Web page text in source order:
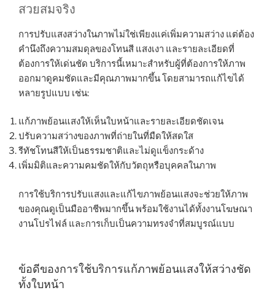
สวยสมจริง
การปรับแสงสว่างในภาพไม่ใช่เพียงแค่เพิ่มความสว่าง แต่ต้อง
คำนึงถึงความสมดุลของโทนสี แสงเงา และรายละเอียดที่
ต้องการให้เด่นชัด บริการนี้เหมาะสำหรับผู้ที่ต้องการให้ภาพ
ออกมาดูคมชัดและมีคุณภาพมากขึ้น โดยสามารถแก้ไขได้
หลายรูปแบบ เช่น:
แก้ภาพย้อนแสงให้เห็นใบหน้าและรายละเอียดชัดเจน
ปรับความสว่างของภาพที่ถ่ายในที่มืดให้สดใส
รีทัชโทนสีให้เป็นธรรมชาติและไม่ดูแข็งกระด้าง
เพิ่มมิติและความคมชัดให้กับวัตถุหรือบุคคลในภาพ
การใช้บริการปรับแสงและแก้ไขภาพย้อนแสงจะช่วยให้ภาพ
ของคุณดูเป็นมืออาชีพมากขึ้น พร้อมใช้งานได้ทั้งงานโฆษณา
งานโปรไฟล์ และการเก็บเป็นความทรงจำที่สมบูรณ์แบบ
ข้อดีของการใช้บริการแก้ภาพย้อนแสงให้สว่างชัด
ทั้งใบหน้า